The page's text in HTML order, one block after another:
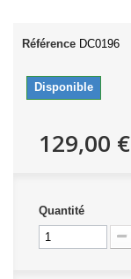
Référence DC0196
Disponible
129,00 €
Quantité